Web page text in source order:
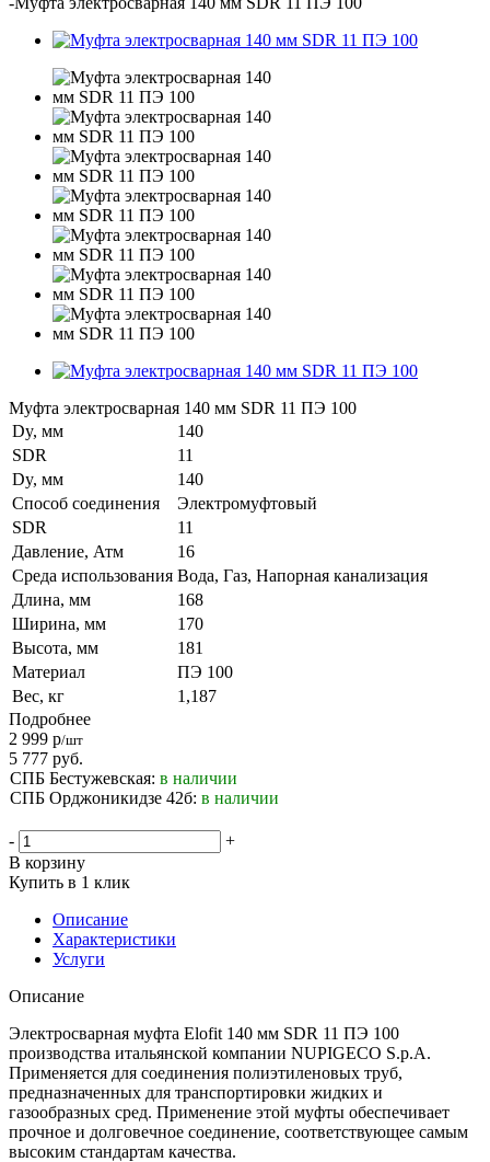
Муфта электросварная 140 мм SDR 11 ПЭ 100
Dy, мм
140
SDR
11
Dy, мм
140
Способ соединения
Электромуфтовый
SDR
11
Давление, Атм
16
Среда использования Вода, Газ, Напорная канализация
Длина, мм
168
Ширина, мм
170
Высота, мм
181
Материал
ПЭ 100
Вес, кг
1,187
Подробнее
2 999 р/шт
5 777 руб.
СПБ Бестужевская: в наличии
СПБ Орджоникидзе 42б: в наличии
-
+
В корзину
Купить в 1 клик
Описание
Характеристики
Услуги
Описание
Электросварная муфта Elofit 140 мм SDR 11 ПЭ 100
производства итальянской компании NUPIGECO S.p.A.
Применяется для соединения полиэтиленовых труб,
предназначенных для транспортировки жидких и
газообразных сред. Применение этой муфты обеспечивает
прочное и долговечное соединение, соответствующее самым
высоким стандартам качества.